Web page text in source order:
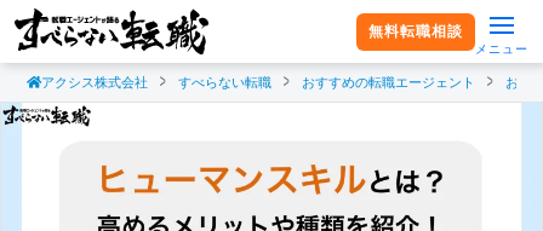
無料転職相談
メニュー
アクシス株式会社 すべらない転職 おすすめの転職エージェント おす